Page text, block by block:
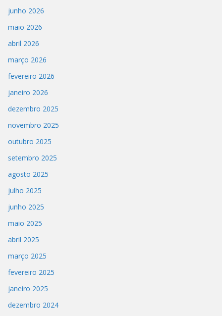
junho 2026
maio 2026
abril 2026
março 2026
fevereiro 2026
janeiro 2026
dezembro 2025
novembro 2025
outubro 2025
setembro 2025
agosto 2025
julho 2025
junho 2025
maio 2025
abril 2025
março 2025
fevereiro 2025
janeiro 2025
dezembro 2024